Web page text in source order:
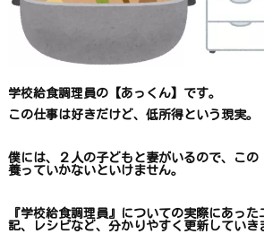
学校給食調理員の【あっくん】です。
この仕事は好きだけど、 低所得という現実。
僕には、２人の子どもと妻がいるので、 この
養っていかないといけません。
『学校給食調理員』についての実際にあった
記、レシピなど、 分かりやすく更新していき